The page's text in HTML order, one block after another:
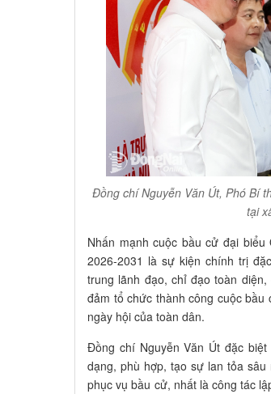
Đồng chí Nguyễn Văn Út, Phó Bí
tại
Nhấn mạnh cuộc bầu cử đại
2026-2031 là sự kiện chính trị
trung lãnh đạo, chỉ đạo toàn
đảm tổ chức thành công cuộc
ngày hội của toàn dân.
Đồng chí Nguyễn Văn Út đặc
dạng, phù hợp, tạo sự lan tỏa
phục vụ bầu cử, nhất là công tác